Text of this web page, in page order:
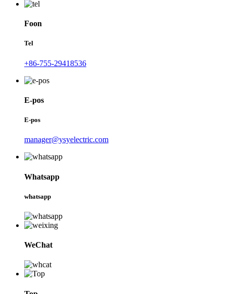
Foon
Tel
+86-755-29418536
E-pos
E-pos
manager@ysyelectric.com
Whatsapp
whatsapp
WeChat